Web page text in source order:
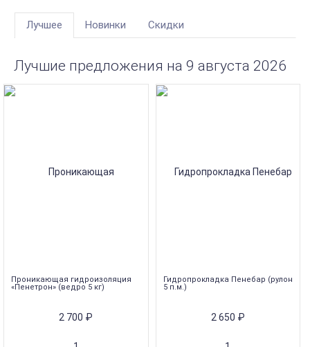
Лучшее Новинки Скидки
Лучшие предложения на 9 августа 2026
Проникающая гидроизоляция
«Пенетрон» (ведро 5 кг)
2 700 ₽
Гидропрокладка Пенебар (рулон
5 п.м.)
2 650 ₽